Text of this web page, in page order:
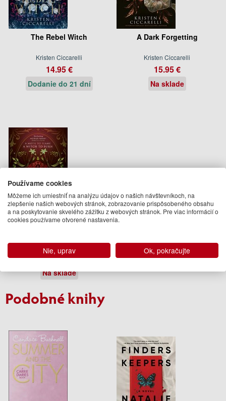
The Rebel Witch
Kristen Ciccarelli
14.95 €
Dodanie do 21 dní
A Dark Forgetting
Kristen Ciccarelli
15.95 €
Na sklade
The Crimson Moth
14.95 €
Na sklade
Podobné knihy
Používame cookies
Môžeme ich umiestniť na analýzu údajov o našich návštevníkoch, na
zlepšenie našich webových stránok, zobrazovanie prispôsobeného obsahu
a na poskytovanie skvelého zážitku z webových stránok. Pre viac informácií o
cookies používame otvorené nastavenia.
Nie, uprav Ok, pokračujte